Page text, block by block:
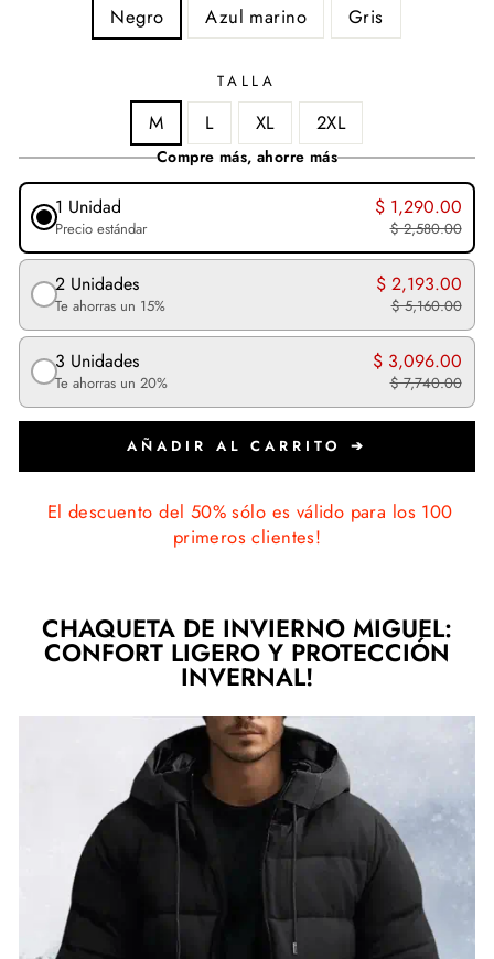
Negro Azul marino Gris
TALLA
M L XL 2XL
Compre más, ahorre más
1 Unidad
Precio estándar
$ 1,290.00
$ 2,580.00
2 Unidades
Te ahorras un 15%
$ 2,193.00
$ 5,160.00
3 Unidades
Te ahorras un 20%
$ 3,096.00
$ 7,740.00
AÑADIR AL CARRITO ➔
El descuento del 50% sólo es válido para los 100
primeros clientes!
CHAQUETA DE INVIERNO MIGUEL:
CONFORT LIGERO Y PROTECCIÓN
INVERNAL!